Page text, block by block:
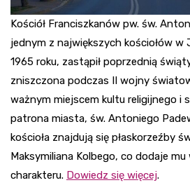
Kościół Franciszkanów pw. św.
jednym z największych kościołów w
1965 roku, zastąpił poprzednią
zniszczona podczas II wojny
ważnym miejscem kultu religijnego i
patrona miasta, św. Antoniego
kościoła znajdują się płaskorzeźby
Maksymiliana Kolbego, co dodaje
charakteru. Dowiedz się więcej.